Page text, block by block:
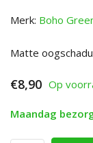
Merk: Boho
Matte
€8,90 Op
Maandag